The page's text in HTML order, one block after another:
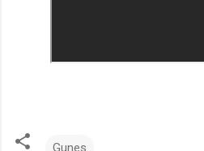
Gunes